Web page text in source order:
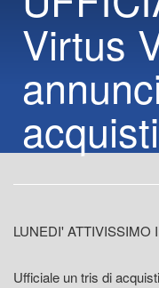
Virtus
LUNEDI' ATTIVISSIMO
Ufficiale un tris di